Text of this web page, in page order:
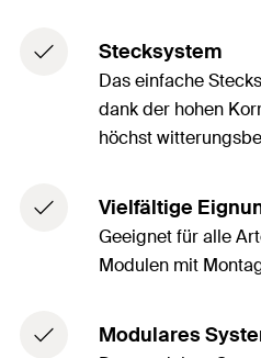
Stecksystem
Das einfache
dank der hohen
höchst
Vielfältige
Geeignet für alle
Modulen mit
Modulares